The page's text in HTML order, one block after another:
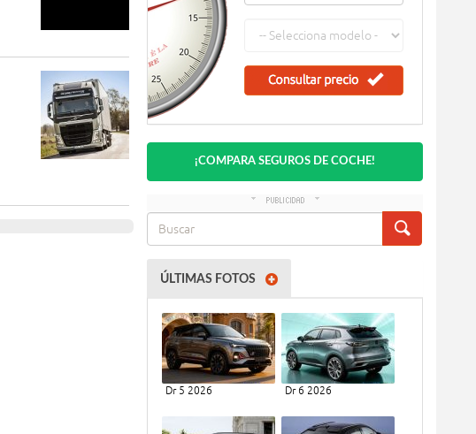
¡COMPARA SEGUROS DE COCHE!
ÚLTIMAS FOTOS
Dr 5 2026 Dr 6 2026